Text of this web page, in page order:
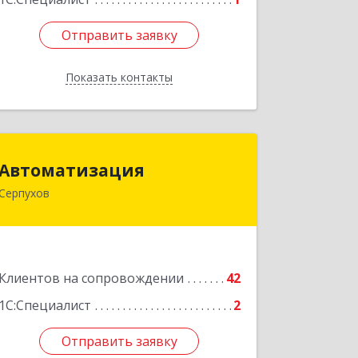
Отправить заявку
Показать контакты
Отправить заявку
Назад
Клиентов на сопровождении
42
1С:Специалист
2
Отправить заявку
142205, Московская обл, Серпухов г,
Отправить заявку